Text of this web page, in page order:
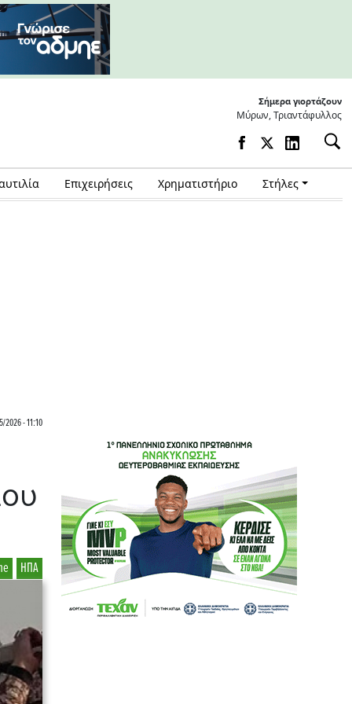
Σήμερα γιορτάζουν
Μύρων, Τριαντάφυλλος
Επιχειρήσεις Χρηματιστήριο Στήλες
2026 - 11:10
ΗΠΑ